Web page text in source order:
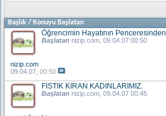
Başlık / Konuyu Başlatan
Öğrencimin Hayatının Penceresinden
Başlatan nizip.com, 09.04.07 00:50
nizip.com
09.04.07, 00:50
FISTIK KIRAN KADINLARIMIZ.
Başlatan nizip.com, 09.04.07 00:45